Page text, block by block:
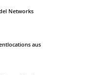
Networks
aus